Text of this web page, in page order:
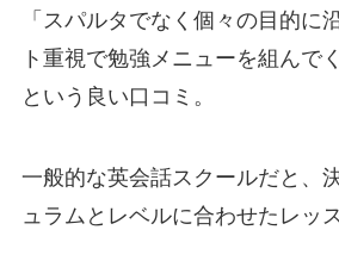
「スパルタでなく個々の目的に
ト重視で勉強メニューを組んで
という良い口コミ。
一般的な英会話スクールだと、
ュラムとレベルに合わせたレッ